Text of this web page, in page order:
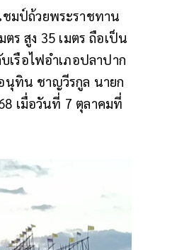
มป์ถ้วยพระราชทาน
ร สูง 35 เมตร ถือเป็น
เรือไฟอำเภอปลาปาก
นุทิน ชาญวีรกูล นายก
เมื่อวันที่ 7 ตุลาคมที่